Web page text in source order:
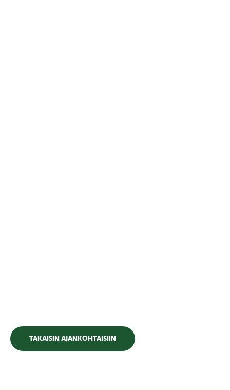
TAKAISIN AJANKOHTAISIIN